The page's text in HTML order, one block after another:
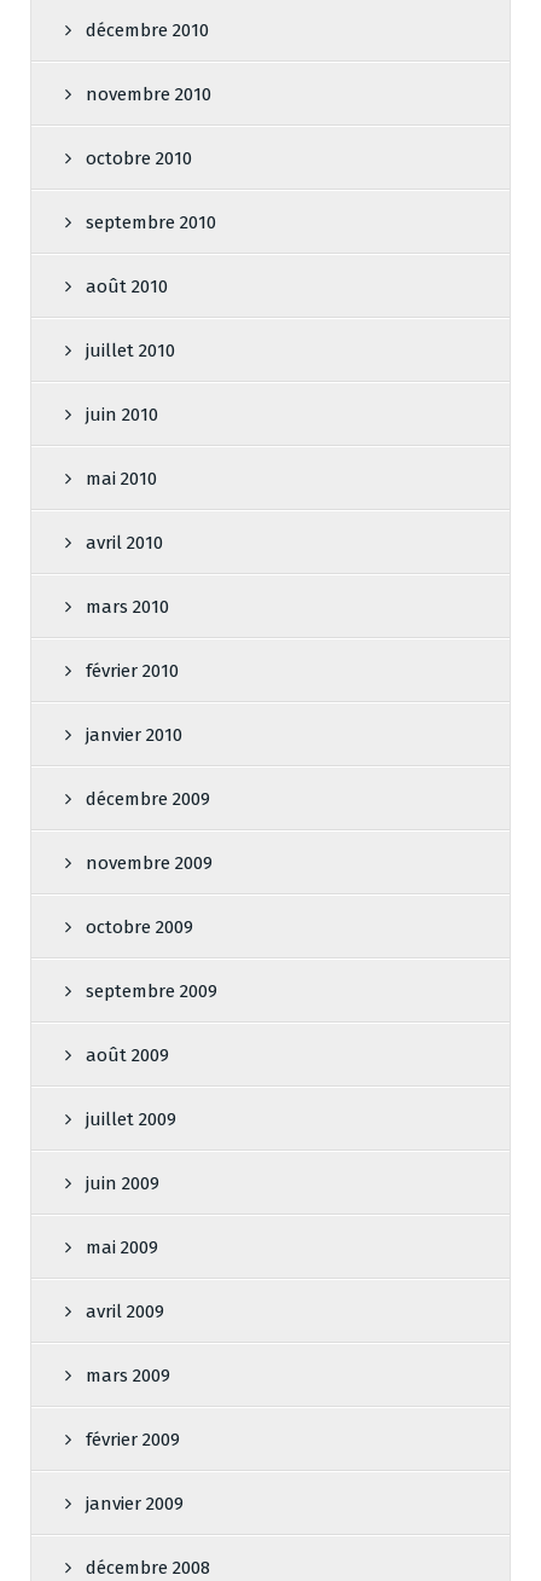
décembre 2010
novembre 2010
octobre 2010
septembre 2010
août 2010
juillet 2010
juin 2010
mai 2010
avril 2010
mars 2010
février 2010
janvier 2010
décembre 2009
novembre 2009
octobre 2009
septembre 2009
août 2009
juillet 2009
juin 2009
mai 2009
avril 2009
mars 2009
février 2009
janvier 2009
décembre 2008